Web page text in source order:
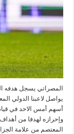
المصراتي يسجل هدفه
يواصل لاعبنا الدولي
أسهم أمس الاحد في
وإحرازه لهدفا من
المعتصم من علامة